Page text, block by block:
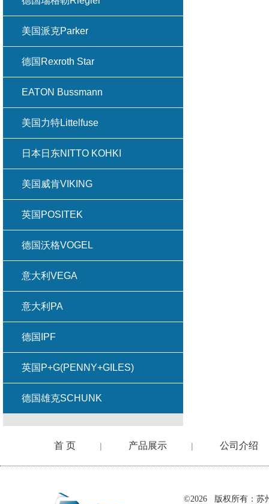
美国派克Parker
德国Rexroth Star
EATON Bussmann
美国力特Littelfuse
日本日东NITTO KOHKI
美国威肯VIKING
英国POSITEK
德国沃格VOGEL
意大利VEGA
意大利PA
德国IPF
英国P+G(PENNY+GILES)
德国雄克SCHUNK
首 页 | 产品展示 | 公司介绍
©2026 版权所有：苏